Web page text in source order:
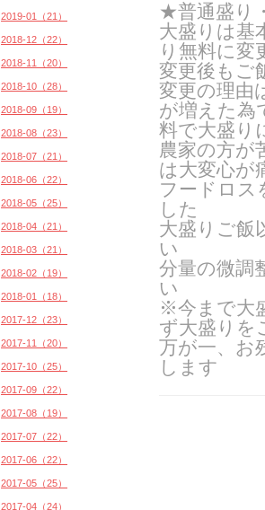
★普通盛り
大盛りは基
り無料に変
変更後もご
変更の理由
が増えた為
料で大盛り
農家の方が
は大変心が
フードロス
した
大盛りご飯
い
分量の微調
い
※今まで大
ず大盛りを
万が一、お
します
2019-01（21）
2018-12（22）
2018-11（20）
2018-10（28）
2018-09（19）
2018-08（23）
2018-07（21）
2018-06（22）
2018-05（25）
2018-04（21）
2018-03（21）
2018-02（19）
2018-01（18）
2017-12（23）
2017-11（20）
2017-10（25）
2017-09（22）
2017-08（19）
2017-07（22）
2017-06（22）
2017-05（25）
2017-04（24）